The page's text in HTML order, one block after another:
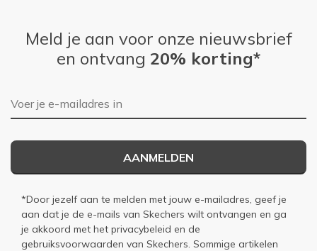
Meld je aan voor onze nieuwsbrief
en ontvang 20% korting*
E-mailadres
AANMELDEN
*Door jezelf aan te melden met jouw e-mailadres, geef je
aan dat je de e-mails van Skechers wilt ontvangen en ga
je akkoord met het privacybeleid en de
gebruiksvoorwaarden van Skechers. Sommige artikelen